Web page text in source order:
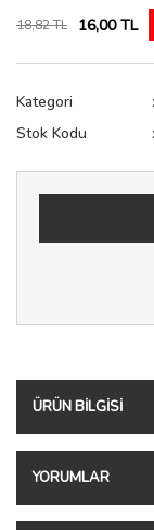
18,82 TL 16,00 TL
Kategori
Stok Kodu
ÜRÜN BILGISI
YORUMLAR